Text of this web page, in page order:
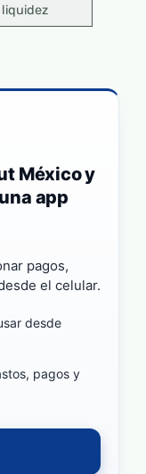
liquidez
México y
app
pagos,
el celular.
desde
pagos y